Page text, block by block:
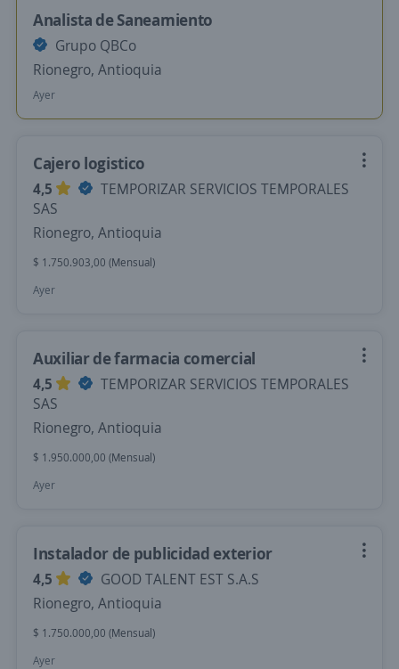
Analista de Saneamiento
Grupo QBCo
Rionegro, Antioquia
Ayer
Cajero logistico
4,5
TEMPORIZAR SERVICIOS TEMPORALES
SAS
Rionegro, Antioquia
$ 1.750.903,00 (Mensual)
Ayer
Auxiliar de farmacia comercial
4,5
TEMPORIZAR SERVICIOS TEMPORALES
SAS
Rionegro, Antioquia
$ 1.950.000,00 (Mensual)
Ayer
Instalador de publicidad exterior
4,5
GOOD TALENT EST S.A.S
Rionegro, Antioquia
$ 1.750.000,00 (Mensual)
Ayer